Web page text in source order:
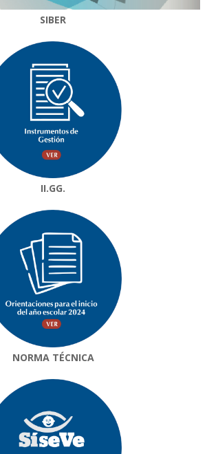
SIBER
II.GG.
NORMA TÉCNICA